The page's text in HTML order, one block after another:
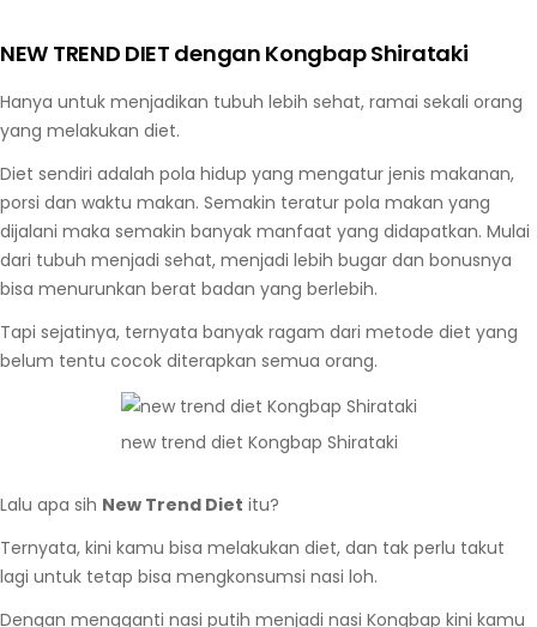
NEW TREND DIET dengan Kongbap Shirataki
Hanya untuk menjadikan tubuh lebih sehat, ramai sekali orang
yang melakukan diet.
Diet sendiri adalah pola hidup yang mengatur jenis makanan,
porsi dan waktu makan. Semakin teratur pola makan yang
dijalani maka semakin banyak manfaat yang didapatkan. Mulai
dari tubuh menjadi sehat, menjadi lebih bugar dan bonusnya
bisa menurunkan berat badan yang berlebih.
Tapi sejatinya, ternyata banyak ragam dari metode diet yang
belum tentu cocok diterapkan semua orang.
new trend diet Kongbap Shirataki
Lalu apa sih New Trend Diet itu?
Ternyata, kini kamu bisa melakukan diet, dan tak perlu takut
lagi untuk tetap bisa mengkonsumsi nasi loh.
Dengan mengganti nasi putih menjadi nasi Kongbap kini kamu